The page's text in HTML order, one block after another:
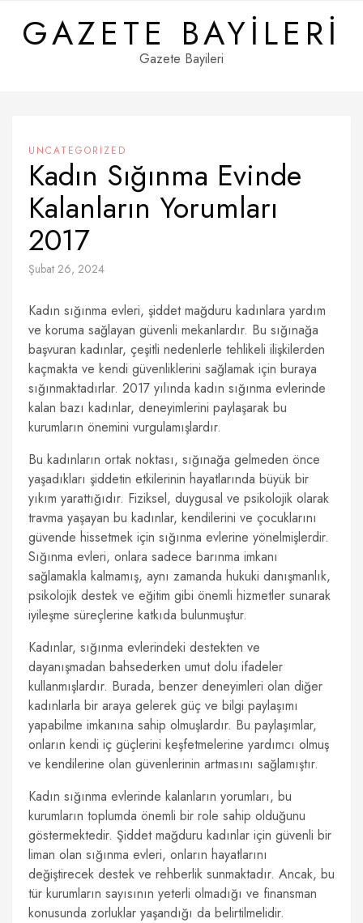
contentGAZETE BAYILERI
Gazete Bayileri
UNCATEGORIZED
Kadın Sığınma Evinde
Kalanların Yorumları
2017
Şubat 26, 2024
Kadın sığınma evleri, şiddet mağduru kadınlara yardım
ve koruma sağlayan güvenli mekanlardır. Bu sığınağa
başvuran kadınlar, çeşitli nedenlerle tehlikeli ilişkilerden
kaçmakta ve kendi güvenliklerini sağlamak için buraya
sığınmaktadırlar. 2017 yılında kadın sığınma evlerinde
kalan bazı kadınlar, deneyimlerini paylaşarak bu
kurumların önemini vurgulamışlardır.
Bu kadınların ortak noktası, sığınağa gelmeden önce
yaşadıkları şiddetin etkilerinin hayatlarında büyük bir
yıkım yarattığıdır. Fiziksel, duygusal ve psikolojik olarak
travma yaşayan bu kadınlar, kendilerini ve çocuklarını
güvende hissetmek için sığınma evlerine yönelmişlerdir.
Sığınma evleri, onlara sadece barınma imkanı
sağlamakla kalmamış, aynı zamanda hukuki danışmanlık,
psikolojik destek ve eğitim gibi önemli hizmetler sunarak
iyileşme süreçlerine katkıda bulunmuştur.
Kadınlar, sığınma evlerindeki destekten ve
dayanışmadan bahsederken umut dolu ifadeler
kullanmışlardır. Burada, benzer deneyimleri olan diğer
kadınlarla bir araya gelerek güç ve bilgi paylaşımı
yapabilme imkanına sahip olmuşlardır. Bu paylaşımlar,
onların kendi iç güçlerini keşfetmelerine yardımcı olmuş
ve kendilerine olan güvenlerinin artmasını sağlamıştır.
Kadın sığınma evlerinde kalanların yorumları, bu
kurumların toplumda önemli bir role sahip olduğunu
göstermektedir. Şiddet mağduru kadınlar için güvenli bir
liman olan sığınma evleri, onların hayatlarını
değiştirecek destek ve rehberlik sunmaktadır. Ancak, bu
tür kurumların sayısının yeterli olmadığı ve finansman
konusunda zorluklar yaşandığı da belirtilmelidir.